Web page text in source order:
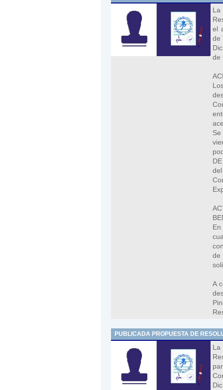
La
el
de
de
de
A
PUBLICADA PROPUESTA DE
La